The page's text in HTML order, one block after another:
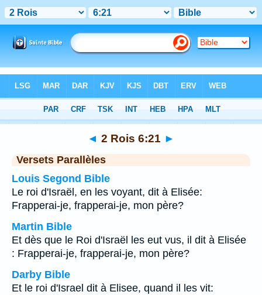
Chapitre 6> Verset 21
◄ 2 Rois 6:21 ►
Versets Parallèles
Louis Segond Bible
Le roi d'Israël, en les voyant, dit à Elisée:
Frapperai-je, frapperai-je, mon père?
Martin Bible
Et dès que le Roi d'Israël les eut vus, il dit à Elisée
: Frapperai-je, frapperai-je, mon père?
Darby Bible
Et le roi d'Israel dit à Elisee, quand il les vit: